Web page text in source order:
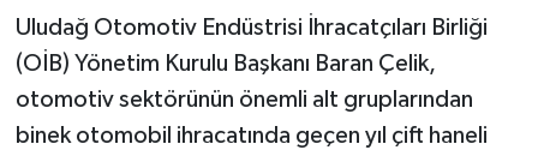
Uludağ Otomotiv Endüstrisi İhracatçıları Birliği
(OİB) Yönetim Kurulu Başkanı Baran Çelik,
otomotiv sektörünün önemli alt gruplarından
binek otomobil ihracatında geçen yıl çift haneli